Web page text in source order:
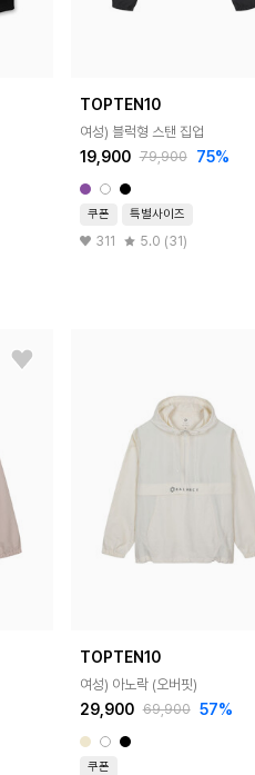
TOPTEN10
여성) 블럭형 스탠 집업
19,900 79,900 75%
쿠폰 특별사이즈
311 5.0 (31)
TOPTEN10
여성) 아노락 (오버핏)
29,900 69,900 57%
쿠폰